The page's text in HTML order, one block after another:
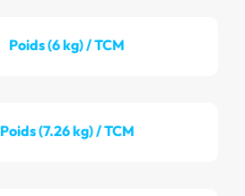
Poids (6 kg) / TCM
Poids (7.26 kg) / TCM